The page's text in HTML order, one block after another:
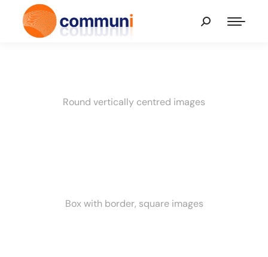
Round vertically centred images
Box with border, square images